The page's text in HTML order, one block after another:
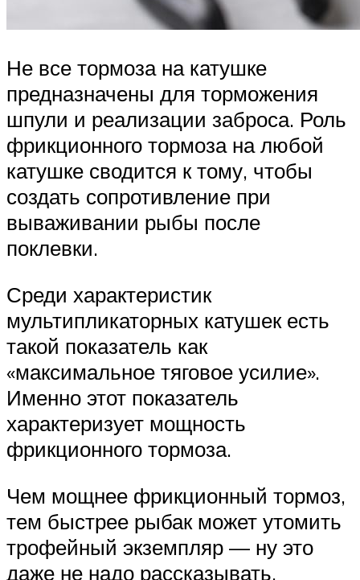
Не все тормоза на катушке
предназначены для торможения
шпули и реализации заброса. Роль
фрикционного тормоза на любой
катушке сводится к тому, чтобы
создать сопротивление при
вываживании рыбы после
поклевки.
Среди характеристик
мультипликаторных катушек есть
такой показатель как
«максимальное тяговое усилие».
Именно этот показатель
характеризует мощность
фрикционного тормоза.
Чем мощнее фрикционный тормоз,
тем быстрее рыбак может утомить
трофейный экземпляр — ну это
даже не надо рассказывать.